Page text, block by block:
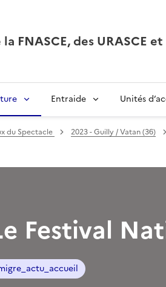
FNASCE, des URASCE et
Entraide Unités
du Spectacle 2023 - Guilly / Vatan (36)
Festival